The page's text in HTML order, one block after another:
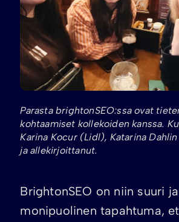
Parasta brightonSEO:ssa ovat
kohtaamiset kollekoiden kanssa.
Karina Kocur (Lidl), Katarina
ja allekirjoittanut.
BrightonSEO on niin suuri ja
monipuolinen tapahtuma,